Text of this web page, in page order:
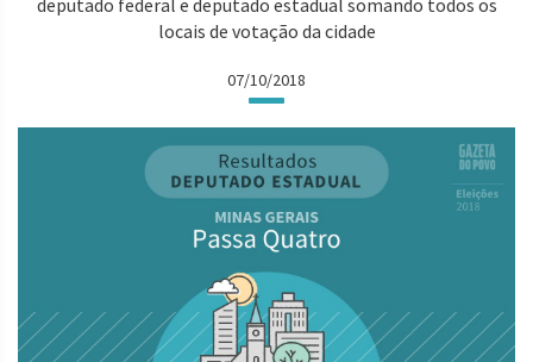
deputado federal e deputado estadual somando todos os
locais de votação da cidade
07/10/2018